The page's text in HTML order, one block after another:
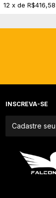
12 x de R$416,58
INSCREVA-SE